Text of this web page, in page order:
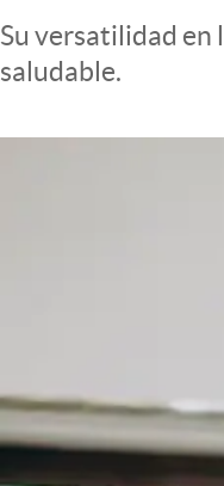
Su versatilidad
saludable.